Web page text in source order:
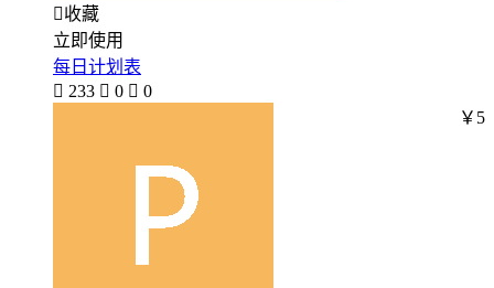
收藏
立即使用
每日计划表
 233  0  0
￥5